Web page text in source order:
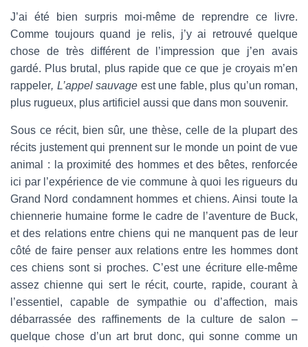
J’ai été bien surpris moi-même de reprendre ce livre.
Comme toujours quand je relis, j’y ai retrouvé quelque
chose de très différent de l’impression que j’en avais
gardé. Plus brutal, plus rapide que ce que je croyais m’en
rappeler, L’appel sauvage est une fable, plus qu’un roman,
plus rugueux, plus artificiel aussi que dans mon souvenir.
Sous ce récit, bien sûr, une thèse, celle de la plupart des
récits justement qui prennent sur le monde un point de vue
animal : la proximité des hommes et des bêtes, renforcée
ici par l’expérience de vie commune à quoi les rigueurs du
Grand Nord condamnent hommes et chiens. Ainsi toute la
chiennerie humaine forme le cadre de l’aventure de Buck,
et des relations entre chiens qui ne manquent pas de leur
côté de faire penser aux relations entre les hommes dont
ces chiens sont si proches. C’est une écriture elle-même
assez chienne qui sert le récit, courte, rapide, courant à
l’essentiel, capable de sympathie ou d’affection, mais
débarrassée des raffinements de la culture de salon –
quelque chose d’un art brut donc, qui sonne comme un